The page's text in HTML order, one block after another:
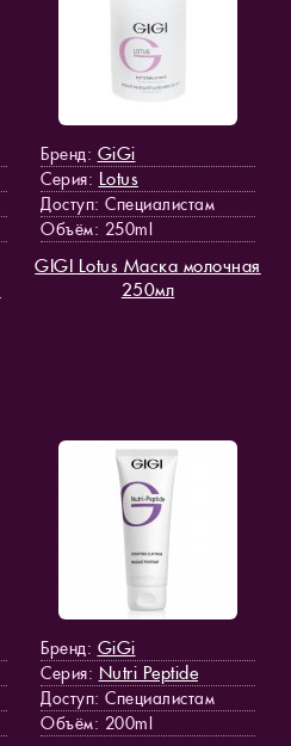
Бренд: GiGi
Серия: Lotus
Доступ: Специалистам
Объём: 250ml
GIGI Lotus Маска молочная
250мл
Бренд: GiGi
Серия: Nutri Peptide
Доступ: Специалистам
Объём: 200ml